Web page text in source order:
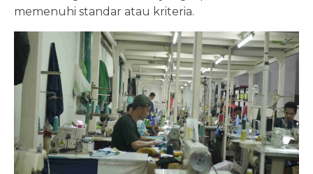
memenuhi standar atau kriteria.